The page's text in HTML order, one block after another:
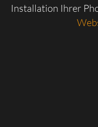
Installation Ihrer